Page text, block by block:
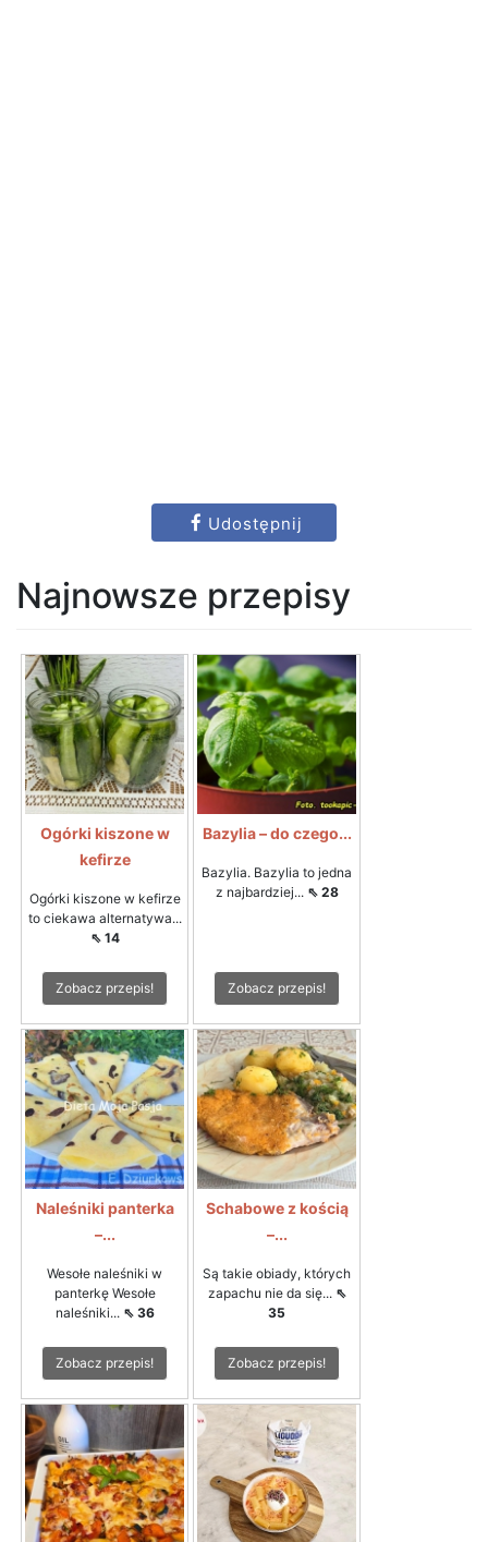
Udostępnij
Najnowsze przepisy
Ogórki kiszone w
kefirze
Ogórki kiszone w kefirze
to ciekawa alternatywa...
⇖ 14
Zobacz przepis!
Bazylia – do czego...
Bazylia. Bazylia to jedna
z najbardziej... ⇖ 28
Zobacz przepis!
Naleśniki panterka
–...
Wesołe naleśniki w
panterkę Wesołe
naleśniki... ⇖ 36
Zobacz przepis!
Schabowe z kością
–...
Są takie obiady, których
zapachu nie da się... ⇖
35
Zobacz przepis!